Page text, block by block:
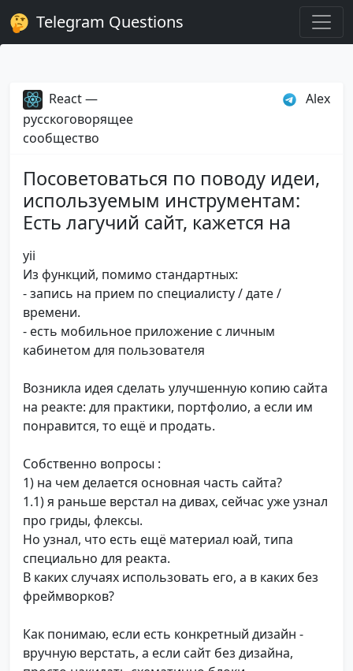
Telegram Questions
React —
русскоговорящее
сообщество
Alex
Посоветоваться по поводу идеи,
используемым инструментам:
Есть лагучий сайт, кажется на
yii
Из функций, помимо стандартных:
- запись на прием по специалисту / дате /
времени.
- есть мобильное приложение с личным
кабинетом для пользователя
Возникла идея сделать улучшенную копию сайта
на реакте: для практики, портфолио, а если им
понравится, то ещё и продать.
Собственно вопросы :
1) на чем делается основная часть сайта?
1.1) я раньше верстал на дивах, сейчас уже узнал
про гриды, флексы.
Но узнал, что есть ещё материал юай, типа
специально для реакта.
В каких случаях использовать его, а в каких без
фреймворков?
Как понимаю, если есть конкретный дизайн -
вручную верстать, а если сайт без дизайна,